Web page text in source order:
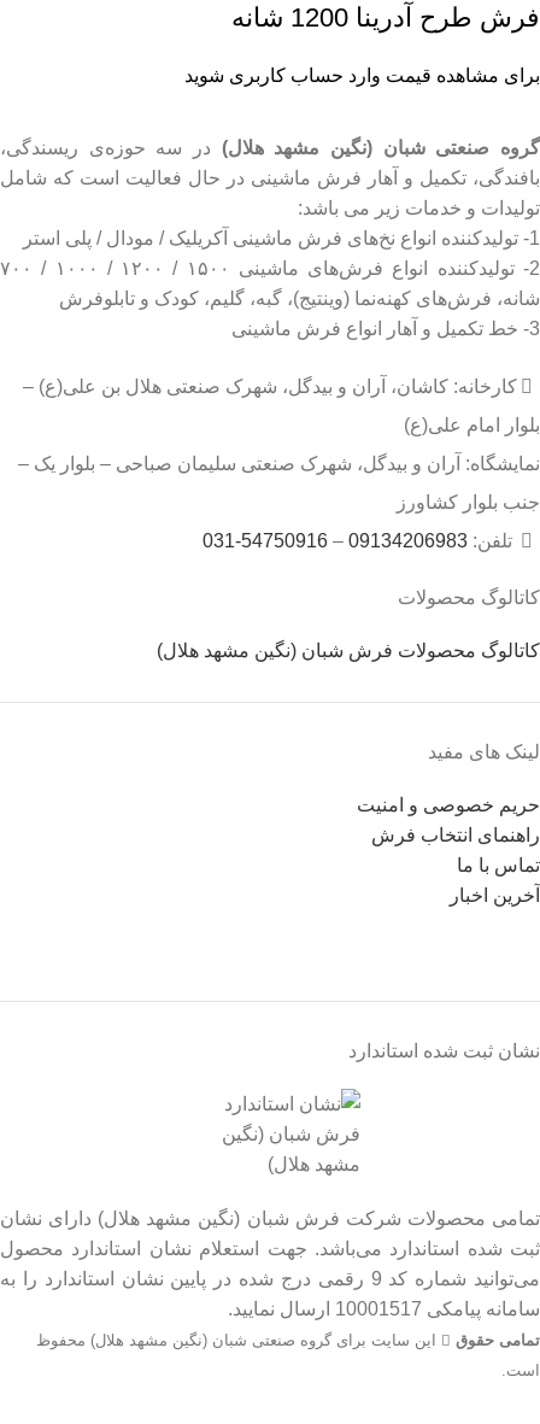
فرش طرح آدرینا 1200 شانه
برای مشاهده قیمت وارد حساب کاربری شوید
گروه صنعتی شبان (نگین مشهد هلال) در سه حوزه‌ی ریسندگی،
بافندگی، تکمیل و آهار فرش ماشینی در حال فعالیت است که شامل
تولیدات و خدمات زیر می باشد:
1- تولیدکننده انواع نخ‌های فرش ماشینی آکریلیک / مودال / پلی استر
2- تولیدکننده انواع فرش‌های ماشینی ۱۵۰۰ / ۱۲۰۰ / ۱۰۰۰ / ۷۰۰
شانه، فرش‌های کهنه‌نما (وینتیج)، گبه، گلیم، کودک و تابلوفرش
3- خط تکمیل و آهار انواع فرش ماشینی
کارخانه: کاشان، آران و بیدگل، شهرک صنعتی هلال بن علی(ع) –
بلوار امام علی(ع)
نمایشگاه: آران و بیدگل، شهرک صنعتی سلیمان صباحی – بلوار یک –
جنب بلوار کشاورز
تلفن: 09134206983
–
54750916-031
کاتالوگ محصولات
کاتالوگ محصولات فرش شبان (نگین مشهد هلال)
لینک های مفید
حریم خصوصی و امنیت
راهنمای انتخاب فرش
تماس با ما
آخرین اخبار
نشان ثبت شده استاندارد
تمامی محصولات شرکت فرش شبان (نگین مشهد هلال) دارای نشان
ثبت شده استاندارد می‌باشد. جهت استعلام نشان استاندارد محصول
می‌توانید شماره کد 9 رقمی درج شده در پایین نشان استاندارد را به
سامانه پیامکی 10001517 ارسال نمایید.
تمامی حقوق
این سایت برای گروه صنعتی شبان (نگین مشهد هلال) محفوظ
است.